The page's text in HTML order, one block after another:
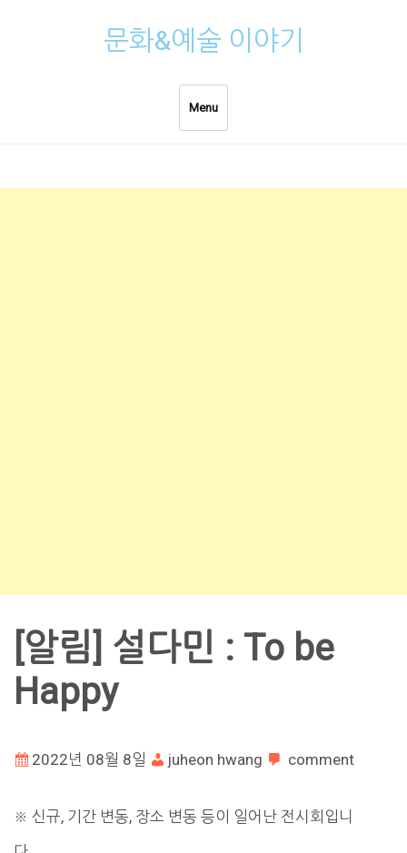
문화&예술 이야기
Menu
[알림] 설다민 : To be
Happy
2022년 08월 8일 juheon hwang comment
※ 신규, 기간 변동, 장소 변동 등이 일어난 전시회입니